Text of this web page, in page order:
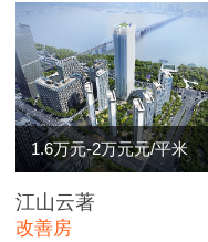
1.6万元-2万元元/平米
江山云著
改善房